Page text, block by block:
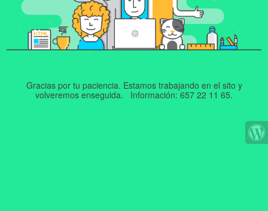
Gracias por tu paciencia. Estamos trabajando en el sito y
volveremos enseguida. Información: 657 22 11 65.